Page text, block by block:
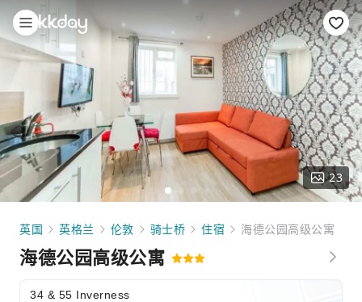
23
英国 英格兰 伦敦 骑士桥 住宿 海德公园高级公寓
海德公园高级公寓
34 & 55 Inverness